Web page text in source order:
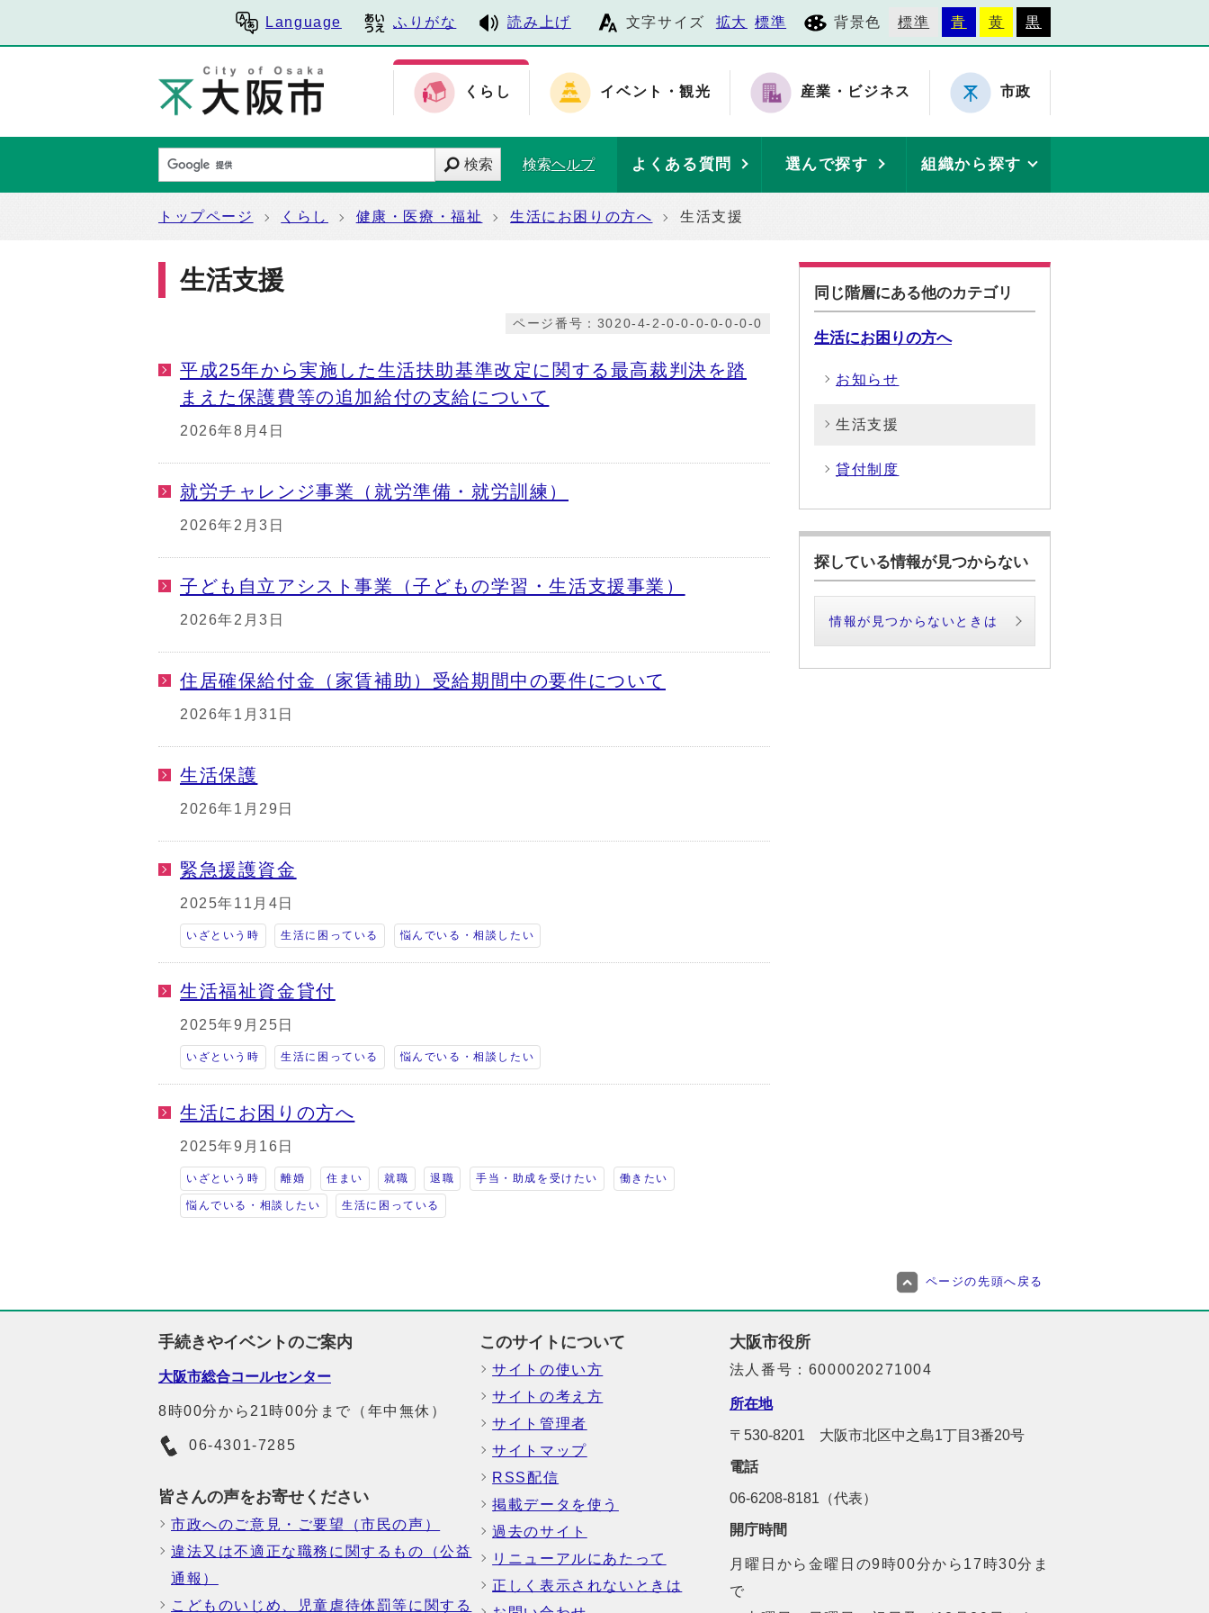
Language ふりがな 読み上げ 文字サイズ 拡大 標準 背景色 標準 青 黄 黒
くらし イベント・観光 産業・ビジネス 市政
検索 検索ヘルプ よくある質問 選んで探す 組織から探す
トップページ くらし 健康・医療・福祉 生活にお困りの方へ 生活支援
生活支援
ページ番号：3020-4-2-0-0-0-0-0-0-0
平成25年から実施した生活扶助基準改定に関する最高裁判決を踏
まえた保護費等の追加給付の支給について
2026年8月4日
就労チャレンジ事業（就労準備・就労訓練）
2026年2月3日
子ども自立アシスト事業（子どもの学習・生活支援事業）
2026年2月3日
住居確保給付金（家賃補助）受給期間中の要件について
2026年1月31日
生活保護
2026年1月29日
緊急援護資金
2025年11月4日
いざという時 生活に困っている 悩んでいる・相談したい
生活福祉資金貸付
2025年9月25日
いざという時 生活に困っている 悩んでいる・相談したい
生活にお困りの方へ
2025年9月16日
いざという時 離婚 住まい 就職 退職 手当・助成を受けたい 働きたい
悩んでいる・相談したい 生活に困っている
同じ階層にある他のカテゴリ
生活にお困りの方へ
お知らせ
生活支援
貸付制度
探している情報が見つからない
情報が見つからないときは
ページの先頭へ戻る
手続きやイベントのご案内
大阪市総合コールセンター
8時00分から21時00分まで（年中無休）
06-4301-7285
皆さんの声をお寄せください
市政へのご意見・ご要望（市民の声）
違法又は不適正な職務に関するもの（公益
通報）
こどものいじめ、児童虐待体罰等に関する
このサイトについて
サイトの使い方
サイトの考え方
サイト管理者
サイトマップ
RSS配信
掲載データを使う
過去のサイト
リニューアルにあたって
正しく表示されないときは
大阪市役所
法人番号：6000020271004
所在地
〒530-8201 大阪市北区中之島1丁目3番20号
電話
06-6208-8181（代表）
開庁時間
月曜日から金曜日の9時00分から17時30分ま
で